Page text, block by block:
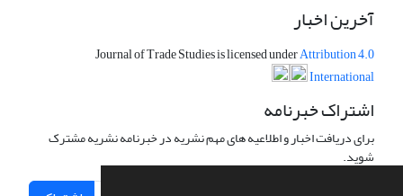
آخرین اخبار
Journal of Trade Studies is licensed underAttribution 4.0
International
اشتراک خبرنامه
برای دریافت اخبار و اطلاعیه های مهم نشریه در خبرنامه نشریه مشترک
شوید.